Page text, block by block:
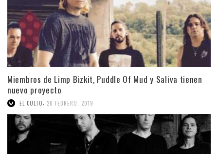
Miembros de Limp Bizkit, Puddle Of Mud y Saliva tienen
nuevo proyecto
EL CULTO 20 FEBRERO, 2019